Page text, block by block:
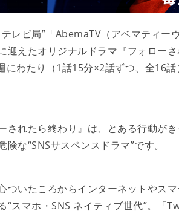
レビ局”「AbemaTV（アベマティー
迎えたオリジナルドラマ『フォロー
にわたり（1話15分×2話ずつ、全16
れたら終わり』は、とある行動が
な“SNSサスペンスドラマ”です。
いたころからインターネットやス
“スマホ・SNS ネイティブ世代”。